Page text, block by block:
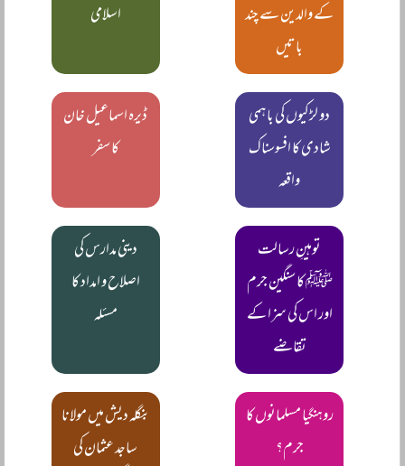
کے والدین سے چند
باتیں
اسلامی
دو لڑکیوں کی باہمی
شادی کا افسوسناک
واقعہ
ڈیرہ اسماعیل خان
کا سفر
توہینِ رسالت
ﷺ کا سنگین جرم
اور اس کی سزا کے
تقاضے
دینی مدارس کی
اصلاح و امداد کا
مسئلہ
روہنگیا مسلمانوں کا
جرم؟
بنگلہ دیش میں مولانا
ساجد عثمان کی